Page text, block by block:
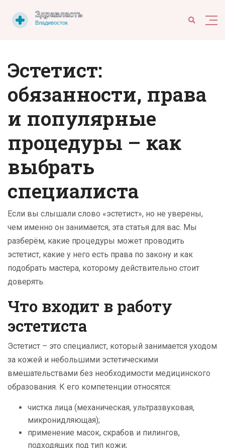
Эстетист:
обязанности, права
и популярные
процедуры – как
выбрать
специалиста
Если вы слышали слово «эстетист», но не уверены,
чем именно он занимается, эта статья для вас. Мы
разберём, какие процедуры может проводить
эстетист, какие у него есть права по закону и как
подобрать мастера, которому действительно стоит
доверять.
Что входит в работу
эстетиста
Эстетист – это специалист, который занимается уходом
за кожей и небольшими эстетическими
вмешательствами без необходимости медицинского
образования. К его компетенции относятся:
чистка лица (механическая, ультразвуковая,
микронидляющая);
применение масок, скрабов и пилингов,
подходящих под тип кожи;